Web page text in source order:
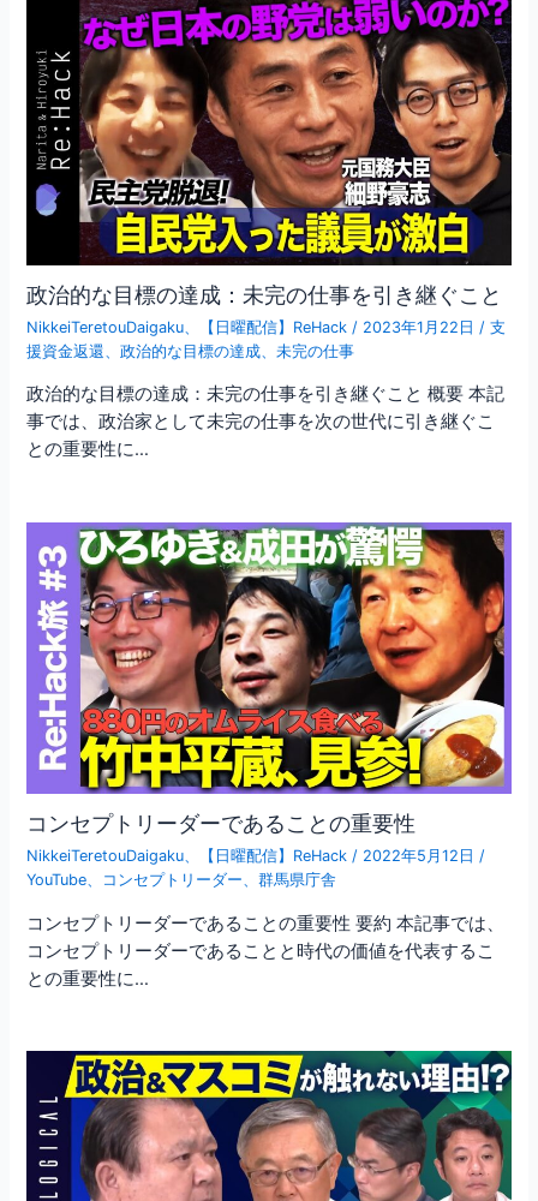
政治的な目標の達成：未完の仕事を引き継ぐこと
NikkeiTeretouDaigaku 【日曜配信】ReHack / 2023年1月22日 /支
援資金返還 、政治的な目標の達成 、未完の仕事
政治的な目標の達成：未完の仕事を引き継ぐこと 概要 本記
事では、政治家として未完の仕事を次の世代に引き継ぐこ
との重要性に…
コンセプトリーダーであることの重要性
NikkeiTeretouDaigaku、 【日曜配信】ReHack / 2022年5月12日 /
YouTube、 コンセプトリーダー、群馬県庁舎
コンセプトリーダーであることの重要性 要約 本記事では、
コンセプトリーダーであることと時代の価値を代表するこ
との重要性に…